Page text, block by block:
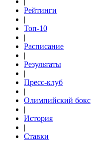
Рейтинги
|
Топ-10
|
Расписание
|
Результаты
|
Пресс-клуб
|
Олимпийский бокс
|
История
|
Ставки